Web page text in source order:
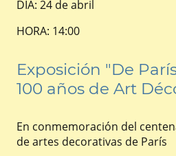
DIA: 24 de abril
HORA: 14:00
Exposición "De
100 años de Art
En conmemoración del
de artes decorativas de París